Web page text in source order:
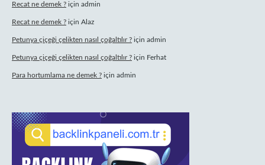
Recat ne demek ? için admin
Recat ne demek ? için Alaz
Petunya çiçeği çelikten nasıl çoğaltılır ? için admin
Petunya çiçeği çelikten nasıl çoğaltılır ? için Ferhat
Para hortumlama ne demek ? için admin